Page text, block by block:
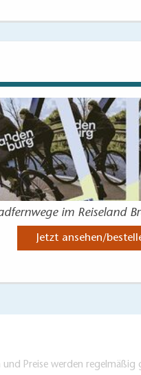
im Reiseland
Jetzt ansehen/
Preise werden